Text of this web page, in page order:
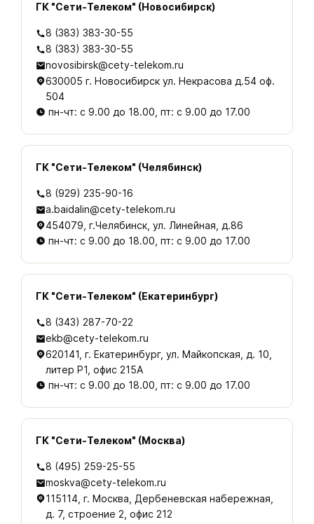
ГК "Сети-Телеком" (Новосибирск)
8 (383) 383-30-55
8 (383) 383-30-55
novosibirsk@cety-telekom.ru
630005 г. Новосибирск ул. Некрасова д.54 оф.
504
пн-чт: с 9.00 до 18.00, пт: с 9.00 до 17.00
ГК "Сети-Телеком" (Челябинск)
8 (929) 235-90-16
a.baidalin@cety-telekom.ru
454079, г.Челябинск, ул. Линейная, д.86
пн-чт: с 9.00 до 18.00, пт: с 9.00 до 17.00
ГК "Сети-Телеком" (Екатеринбург)
8 (343) 287-70-22
ekb@cety-telekom.ru
620141, г. Екатеринбург, ул. Майкопская, д. 10,
литер Р1, офис 215А
пн-чт: с 9.00 до 18.00, пт: с 9.00 до 17.00
ГК "Сети-Телеком" (Москва)
8 (495) 259-25-55
moskva@cety-telekom.ru
115114, г. Москва, Дербеневская набережная,
д. 7, строение 2, офис 212